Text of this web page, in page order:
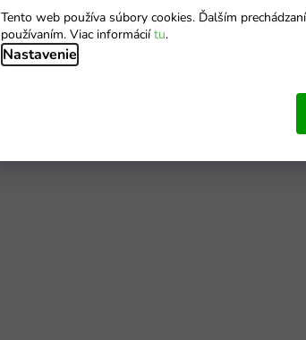
Tento web používa súbory cookies. Ďalším
používaním. Viac informáciítu.
Nastavenie